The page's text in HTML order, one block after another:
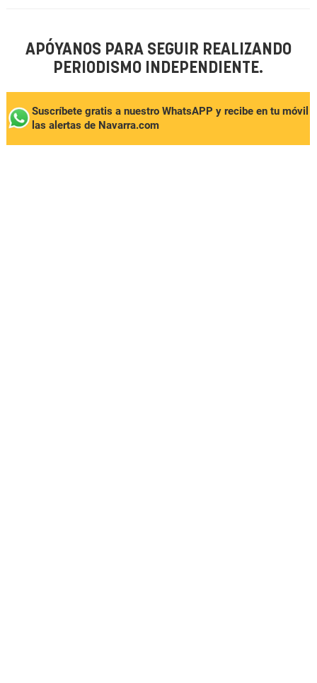
APÓYANOS PARA SEGUIR REALIZANDO
PERIODISMO INDEPENDIENTE.
Suscríbete gratis a nuestro WhatsAPP y recibe en tu móvil
las alertas de Navarra.com